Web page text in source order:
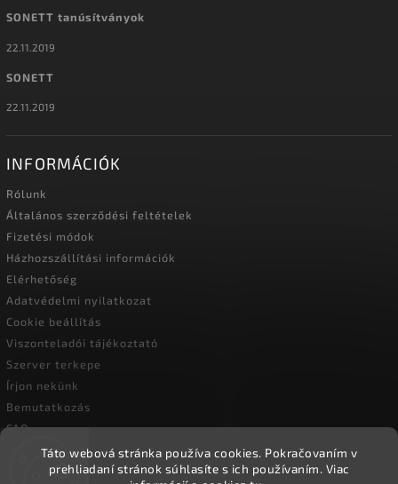
Táto webová stránka používa cookies. Pokračovaním v
prehliadaní stránok súhlasíte s ich používaním. Viac
SONETT tanúsítványok
22.11.2019
SONETT
22.11.2019
INFORMÁCIÓK
Rólunk
Általános szerződési feltételek
Fizetési módok
Házhozszállítási információk
Elérhetőség
Adatvédelmi nyilatkozat
Cookie beállítás
Viszonteladói tájékoztató
Szerver terkepe
Írjon nekünk
Bemutatkozás
FAQ
Vásárlási útmutató